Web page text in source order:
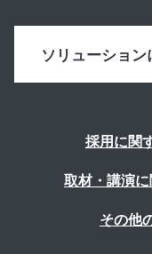
ソリューショ
採用に関
取材・講演
その他